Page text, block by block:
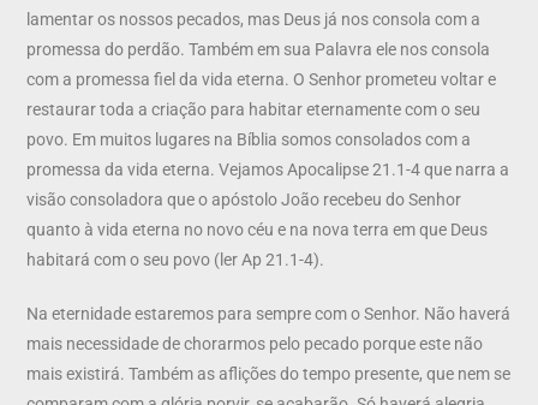
lamentar os nossos pecados, mas Deus já nos consola com a
promessa do perdão. Também em sua Palavra ele nos consola
com a promessa fiel da vida eterna. O Senhor prometeu voltar e
restaurar toda a criação para habitar eternamente com o seu
povo. Em muitos lugares na Bíblia somos consolados com a
promessa da vida eterna. Vejamos Apocalipse 21.1-4 que narra a
visão consoladora que o apóstolo João recebeu do Senhor
quanto à vida eterna no novo céu e na nova terra em que Deus
habitará com o seu povo (ler Ap 21.1-4).
Na eternidade estaremos para sempre com o Senhor. Não haverá
mais necessidade de chorarmos pelo pecado porque este não
mais existirá. Também as aflições do tempo presente, que nem se